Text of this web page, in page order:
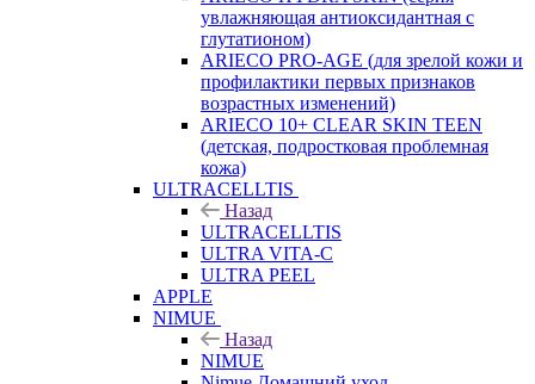
увлажняющая антиоксидантная с
глутатионом)
ARIECO PRO-AGE (для зрелой кожи и
профилактики первых признаков
возрастных изменений)
ARIECO 10+ CLEAR SKIN TEEN
(детская, подростковая проблемная
кожа)
ULTRACELLTIS
Назад
ULTRACELLTIS
ULTRA VITA-C
ULTRA PEEL
APPLE
NIMUE
Назад
NIMUE